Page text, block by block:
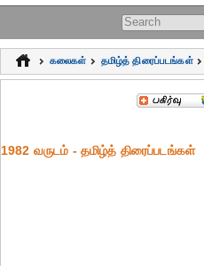
பொதுஅறிவு
கல்வி
ஆன்மிகம்
மருத்துவம்
Search form
கலைகள் தமிழ்த் திரைப்படங்கள்
1982 வருடம் - தமிழ்த் திரைப்படங்கள்